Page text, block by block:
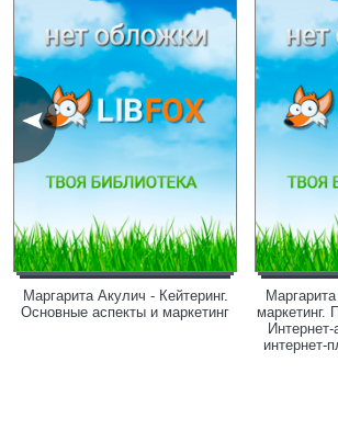
Маргарита Акулич - Кейтеринг.
Основные аспекты и маркетинг
маркетинг.
интернет-